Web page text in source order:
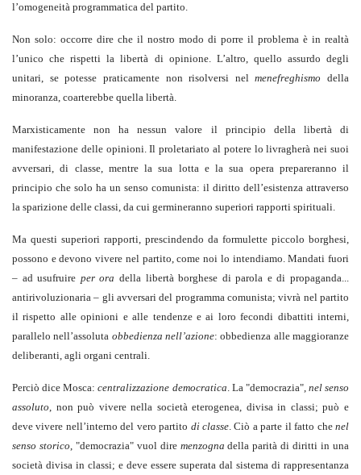
l’omogeneità programmatica del partito.
Non solo: occorre dire che il nostro modo di porre il problema è in realtà
l’unico che rispetti la libertà di opinione. L’altro, quello assurdo degli
unitari, se potesse praticamente non risolversi nelmenefreghismo della
minoranza, coarterebbe quella libertà.
Marxisticamente non ha nessun valore il principio della libertà di
manifestazione delle opinioni. Il proletariato al potere lo livragherà nei suoi
avversari, di classe, mentre la sua lotta e la sua opera prepareranno il
principio che solo ha un senso comunista: il diritto dell’esistenza attraverso
la sparizione delle classi, da cui germineranno superiori rapporti spirituali.
Ma questi superiori rapporti, prescindendo da formulette piccolo borghesi,
possono e devono vivere nel partito, come noi lo intendiamo. Mandati fuori
– ad usufruire per ora della libertà borghese di parola e di propaganda...
antirivoluzionaria – gli avversari del programma comunista; vivrà nel partito
il rispetto alle opinioni e alle tendenze e ai loro fecondi dibattiti interni,
parallelo nell’assoluta obbedienza nell’azione: obbedienza alle maggioranze
deliberanti, agli organi centrali.
Perciò dice Mosca:centralizzazione democratica. La "democrazia", nel senso
assoluto, non può vivere nella società eterogenea, divisa in classi; può e
deve vivere nell’interno del vero partito di classe. Ciò a parte il fatto chenel
senso storico, "democrazia" vuol dire menzogna della parità di diritti in una
società divisa in classi; e deve essere superata dal sistema di rappresentanza